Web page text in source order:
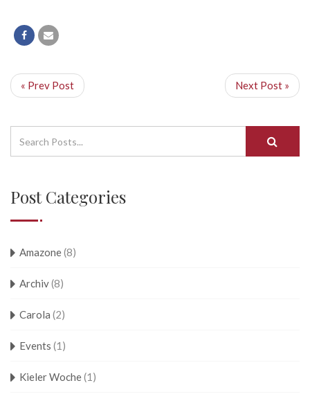
« Prev Post Next Post »
Post Categories
Amazone(8)
Archiv(8)
Carola (2)
Events (1)
Kieler Woche(1)